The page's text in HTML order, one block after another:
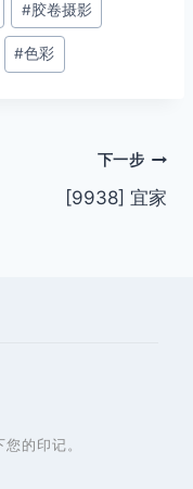
#胶卷摄影
#色彩
下一步
[9938] 宜家
您的印记。